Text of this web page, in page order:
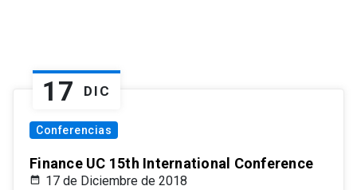
17 DIC
Conferencias
Finance UC 15th International Conference
17 de Diciembre de 2018